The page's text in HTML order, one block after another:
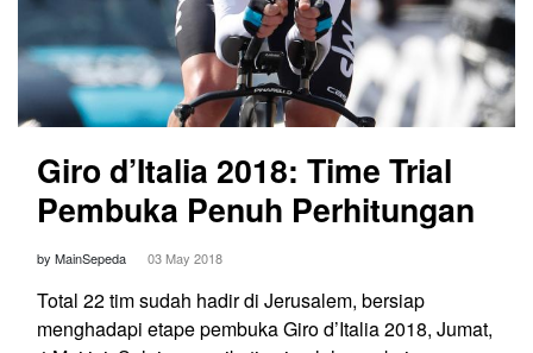
Giro d’Italia 2018: Time Trial
Pembuka Penuh Perhitungan
by MainSepeda 03 May 2018
Total 22 tim sudah hadir di Jerusalem, bersiap
menghadapi etape pembuka Giro d’Italia 2018, Jumat,